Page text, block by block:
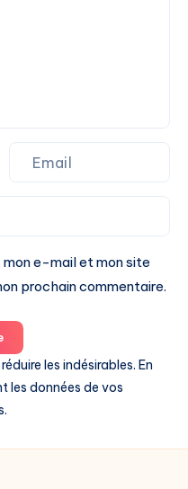
mon e-mail et mon site
prochain commentaire.
les indésirables. En
les données de vos
.